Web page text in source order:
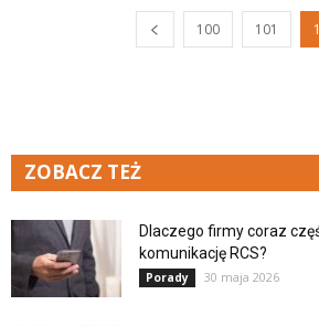
100 101
ZOBACZ TEŻ
Dlaczego firmy coraz
komunikację RCS?
Porady 30 maja 2026